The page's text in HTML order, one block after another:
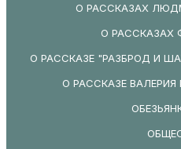
О РАССКАЗАХ
О РАССКАЗАХ
О РАССКАЗЕ "РАЗБРОД И
О РАССКАЗЕ